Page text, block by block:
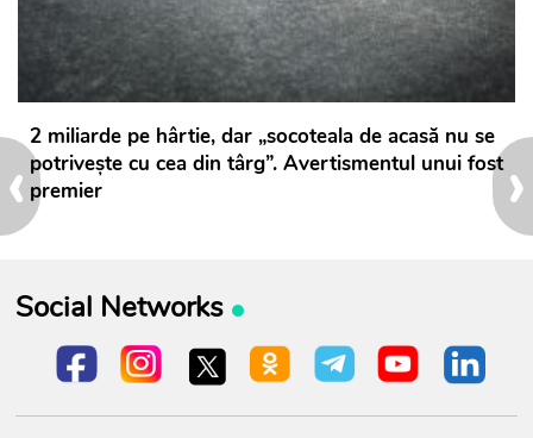
›
‹
2 miliarde pe hârtie, dar „socoteala de acasă nu se
potrivește cu cea din târg”. Avertismentul unui fost
premier
Social Networks